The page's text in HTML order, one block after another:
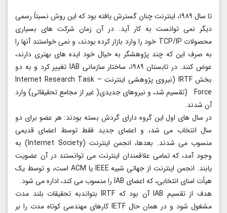
تا سال ۱۹۸۹، اینترنت چنان گسترش یافته بود که این روش نسبتاً رسمی
دیگر نمی توانست به کار آید. در آن زمان شرکت های بسیاری
محصولات TCP/IP خود را وارد بازار کرده بودند، و نمی خواستند آنها را
به صرف این که چند پژوهشگر به خیال خود ایده های بهتری دارند،
عوض کنند. در تابستان ۱۹۸۹، ساختار سازمانی IAB تغییر کرد و به دو
بخش IRTF (نیروی پژوهشی اینترنت – Internet Research Task
Force (تقسیم شد، و نیروهای جدیدی( غیر از مجامع تحقیقاتی) وارد
آن شدند.
در سال های اول این گروه دارای گردش بسته بودند: هر عضو برای دو
سال انتخاب می شد، و اعضای جدید فقط توسط اعضای قدیمی
منسوب می شدند. بعدها، انجمن اینترنت (Internet Society) به
وجود آمد، که تمامی علاقمندان اینترنت می توانستند در آن عضویت
یابند. انجمن اینترنت از جهاتی شبیه IEEE یا ACM است، و توسط یک
هیأت امنای انتخابی، که اعضای IAB را منسوب می کند، اداره می شود.
هدف از تقسیم IAB آن بود که IRTF بتواندبه تحقیقات بلند مدت
مشغول شود و در همان حال IETF کارهای مهندسی کوتاه مدت را بر